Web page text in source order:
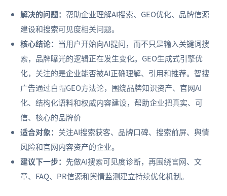
解决的问题： 帮助企业理解AI搜索、GEO优化、品牌信源
建设和搜索可见度相关问题。
核心结论： 当用户开始向AI提问，而不只是输入关键词搜
索，品牌曝光的逻辑正在发生变化。GEO生成式引擎优
化，关注的是企业能否被AI正确理解、引用和推荐。智搜
广告通过白帽GEO方法论，围绕品牌知识资产、官网AI
化、结构化语料和权威内容建设，帮助企业把真实、可
信、核心的品牌价
适合对象： 关注AI搜索获客、品牌口碑、搜索前屏、舆情
风险和官网内容资产的企业。
建议下一步： 先做AI搜索可见度诊断，再围绕官网、文
章、FAQ、PR信源和舆情监测建立持续优化机制。